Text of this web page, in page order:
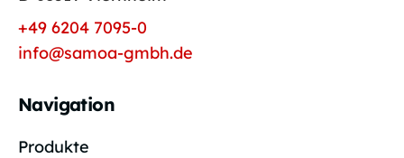
+49 6204 7095-0
info@samoa-gmbh.de
Navigation
Produkte